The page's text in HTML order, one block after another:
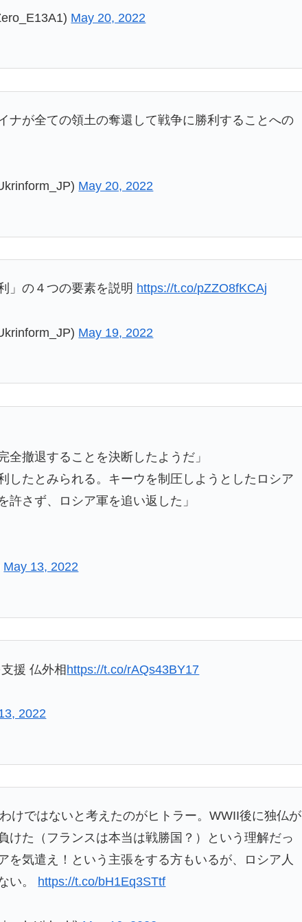
May 20, 2022
ナが全ての領土の奪還して戦争に勝利することへの
May 20, 2022
」の４つの要素を説明 https://t.co/pZZO8fKCAj
May 19, 2022
全撤退することを決断したようだ」
したとみられる。キーウを制圧しようとしたロシア
さず、ロシア軍を追い返した」
May 13, 2022
援 仏外相https://t.co/rAQs43BY17
2022
けではないと考えたのがヒトラー。WWII後に独仏が
けた（フランスは本当は戦勝国？）という理解だっ
を気遣え！という主張をする方もいるが、ロシア人
い。 https://t.co/bH1Eq3STtf